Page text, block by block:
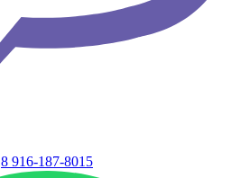
8 916-187-8015